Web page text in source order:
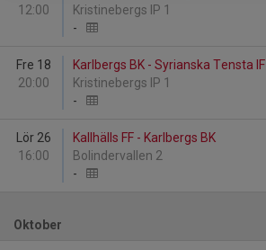
12:00
Kristinebergs IP 1
-
Fre 18
20:00
Karlbergs BK - Syrianska Tensta IF
Kristinebergs IP 1
-
Lör 26
16:00
Kallhälls FF - Karlbergs BK
Bolindervallen 2
-
Oktober